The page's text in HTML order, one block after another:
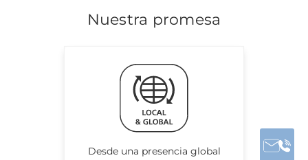
Nuestra promesa
Desde una presencia global